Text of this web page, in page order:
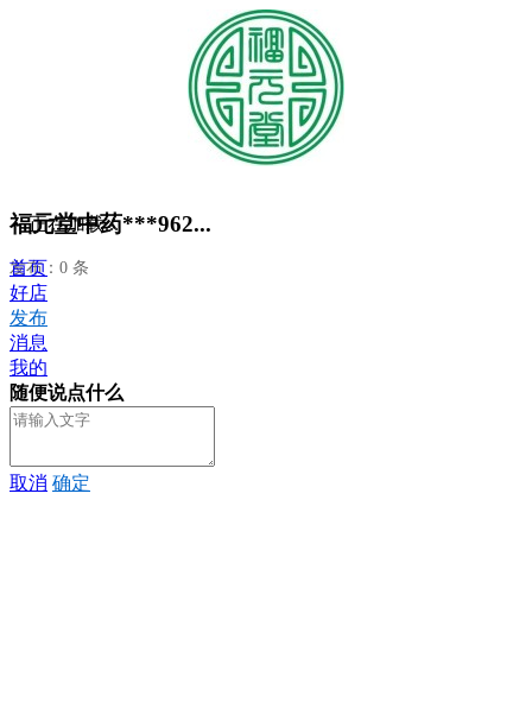
福元堂中药***962...
发布：0 条
正在加载...
首页
好店
发布
消息
我的
随便说点什么
取消 确定